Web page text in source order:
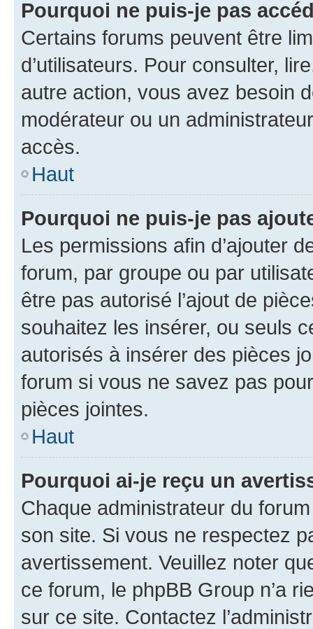
Pourquoi ne puis-je pas
Certains forums peuvent être
d’utilisateurs. Pour consulter,
autre action, vous avez besoin
modérateur ou un
accès.
Haut
Pourquoi ne puis-je pas
Les permissions afin d’ajouter
forum, par groupe ou par
être pas autorisé l’ajout de
souhaitez les insérer, ou seuls
autorisés à insérer des pièces
forum si vous ne savez pas
pièces jointes.
Haut
Pourquoi ai-je reçu un
Chaque administrateur du
son site. Si vous ne respectez
avertissement. Veuillez noter
ce forum, le phpBB Group n’a
sur ce site. Contactez